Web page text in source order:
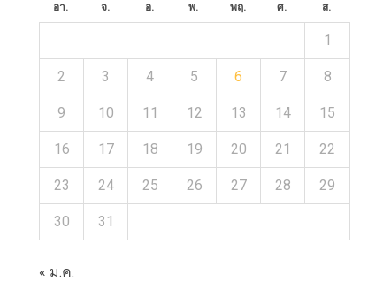
อา. จ. อ. พ. พฤ. ศ. ส.
1
2 3 4 5 6 7 8
9 10 11 12 13 14 15
16 17 18 19 20 21 22
23 24 25 26 27 28 29
30 31
« ม.ค.